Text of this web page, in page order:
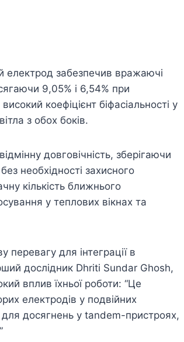
електрод забезпечив вражаючі
9,05% і 6,54% при
коефіцієнт біфасіальності у
з обох боків.
довговічність, зберігаючи
необхідності захисного
кількість ближнього
у теплових вікнах та
для інтеграції в
дослідник Dhriti Sundar Ghosh,
вплив їхньої роботи: “Це
електродів у подвійних
досягнень у tandem-пристроях,